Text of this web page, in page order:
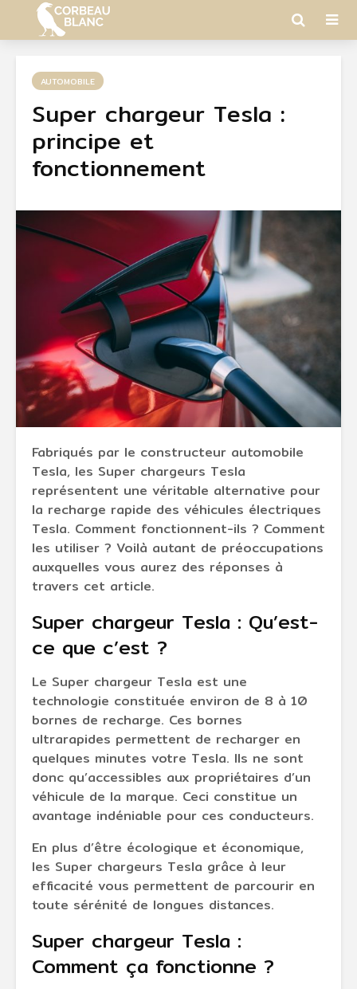
AUTOMOBILE
Super chargeur Tesla :
principe et
fonctionnement
Fabriqués par le constructeur automobile
Tesla, les Super chargeurs Tesla
représentent une véritable alternative pour
la recharge rapide des véhicules électriques
Tesla. Comment fonctionnent-ils ? Comment
les utiliser ? Voilà autant de préoccupations
auxquelles vous aurez des réponses à
travers cet article.
Super chargeur Tesla : Qu’est-
ce que c’est ?
Le Super chargeur Tesla est une
technologie constituée environ de 8 à 10
bornes de recharge. Ces bornes
ultrarapides permettent de recharger en
quelques minutes votre Tesla. Ils ne sont
donc qu’accessibles aux propriétaires d’un
véhicule de la marque. Ceci constitue un
avantage indéniable pour ces conducteurs.
En plus d’être écologique et économique,
les Super chargeurs Tesla grâce à leur
efficacité vous permettent de parcourir en
toute sérénité de longues distances.
Super chargeur Tesla :
Comment ça fonctionne ?